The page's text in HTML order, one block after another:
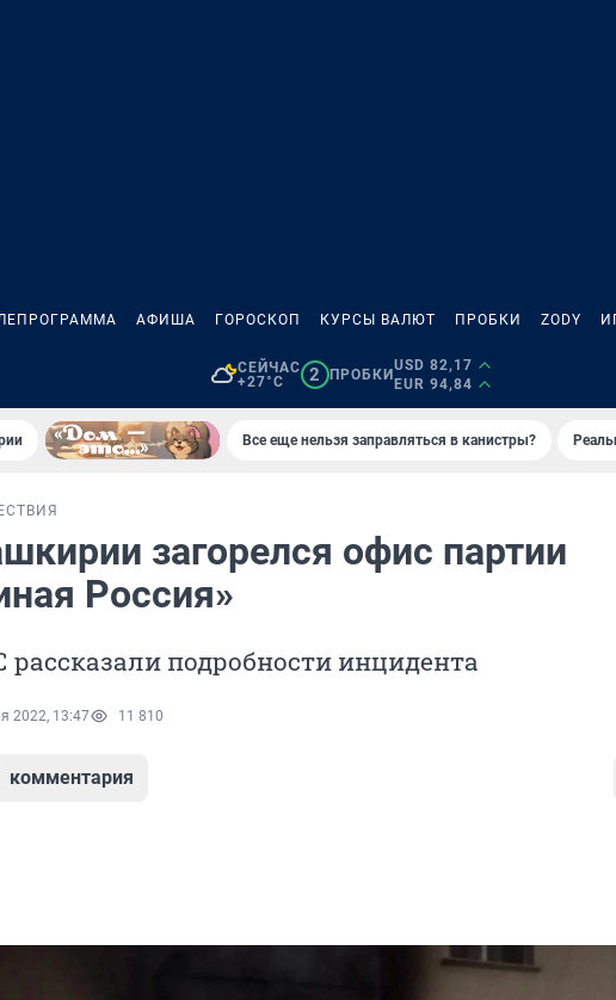
АФИША ГОРОСКОП КУРСЫ ВАЛЮТ ПРОБКИ ZODY
СЕЙЧАС
+27°C
2 ПРОБКИ
USD 82,17
EUR 94,84
Все еще нельзя заправляться в канистры?
загорелся офис партии
Россия»
подробности инцидента
2022, 13:47 11 810
комментария